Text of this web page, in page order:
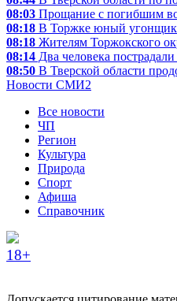
08:03 Прощание с погибшим
08:18 В Торжке юный угонщик
08:18 Жителям Торжокского
08:14 Два человека
08:50 В Тверской области
Новости СМИ2
Все новости
ЧП
Регион
Культура
Природа
Спорт
Афиша
Справочник
18+